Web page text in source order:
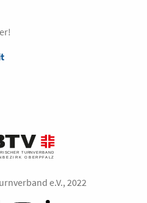
e.V., 2022